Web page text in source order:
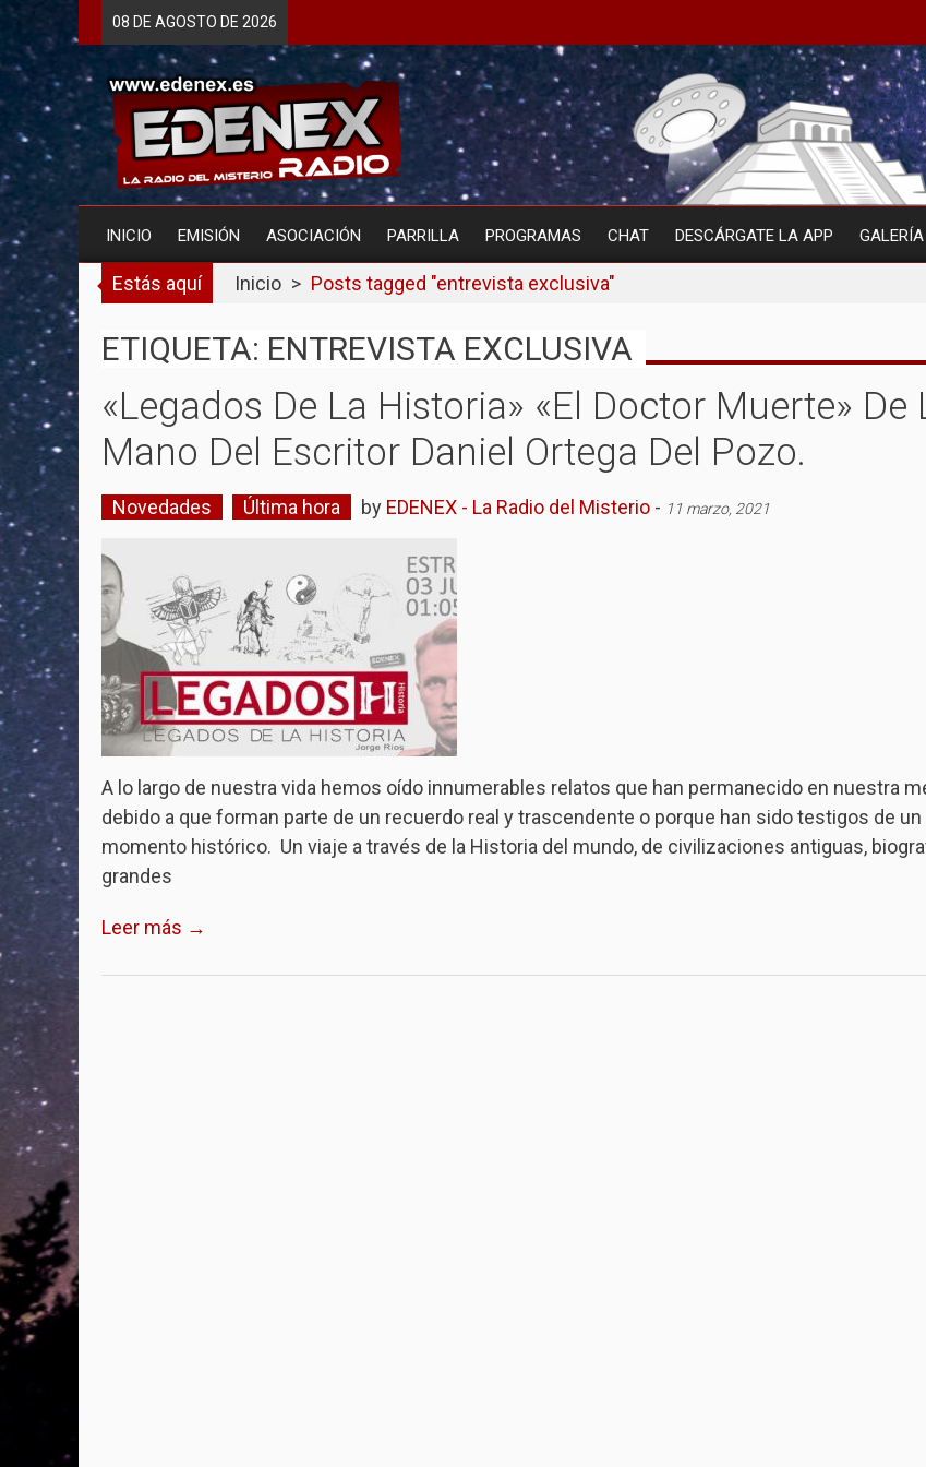
Skip
to
content
08 DE AGOSTO DE 2026
INICIO EMISIÓN ASOCIACIÓN PARRILLA PROGRAMAS CHAT DESCÁRGATE LA APP GALERÍA
Estás aquí Inicio > Posts tagged "entrevista exclusiva"
ETIQUETA: ENTREVISTA EXCLUSIVA
«Legados De La Historia» «El Doctor Muerte» De
Mano Del Escritor Daniel Ortega Del Pozo.
Novedades Última hora by EDENEX - La Radio del Misterio - 11 marzo, 2021
A lo largo de nuestra vida hemos oído innumerables relatos que han permanecido en nuestra
debido a que forman parte de un recuerdo real y trascendente o porque han sido testigos de un
momento histórico. Un viaje a través de la Historia del mundo, de civilizaciones antiguas,
grandes
Leer más →